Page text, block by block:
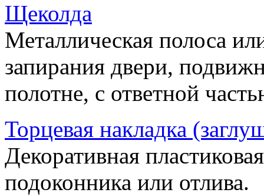
Щеколда
Металлическая полоса
запирания двери,
полотне, с ответной
Торцевая накладка
Декоративная
подоконника или отлива.